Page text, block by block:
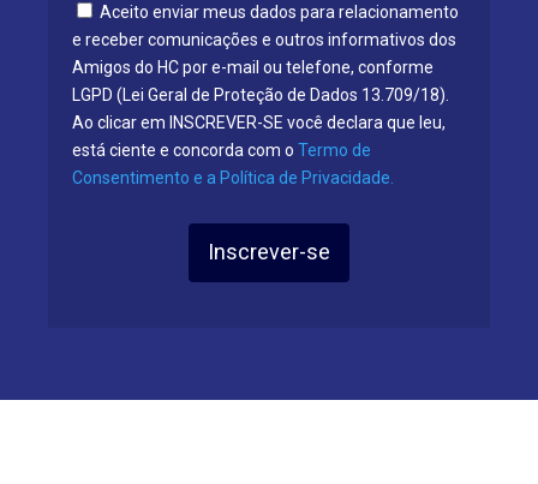
Aceito enviar meus dados para relacionamento
e receber comunicações e outros informativos dos
Amigos do HC por e-mail ou telefone, conforme
LGPD (Lei Geral de Proteção de Dados 13.709/18).
Ao clicar em INSCREVER-SE você declara que leu,
está ciente e concorda com o Termo de
Consentimento e a Política de Privacidade.
Inscrever-se